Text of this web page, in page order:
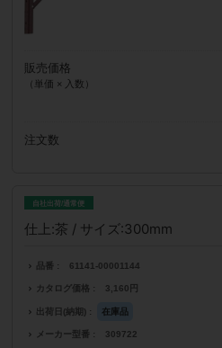
販売価格
（単価 × 入数）
注文数
自社出荷/通常便
仕上:茶 / サイズ:300mm
品番 61141-00001144
カタログ価格 3,160円
出荷日(納期) 在庫品
メーカー型番 309722